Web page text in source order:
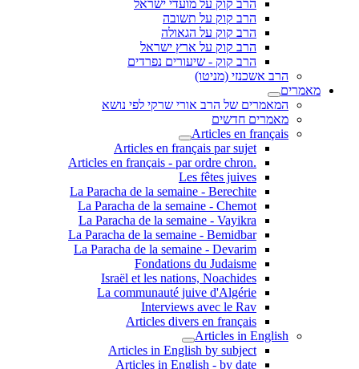
הרב קוק על מועדי ישראל
הרב קוק על תשובה
הרב קוק על הגאולה
הרב קוק על ארץ ישראל
הרב קוק - שיעורים נפרדים
הרב אשכנזי (מניטו)
מאמרים
המאמרים של הרב אורי שרקי לפי נושא
מאמרים חדשים
Articles en français
Articles en français par sujet
.Articles en français - par ordre chron
Les fêtes juives
La Paracha de la semaine - Berechite
La Paracha de la semaine - Chemot
La Paracha de la semaine - Vayikra
La Paracha de la semaine - Bemidbar
La Paracha de la semaine - Devarim
Fondations du Judaisme
Israël et les nations, Noachides
La communauté juive d'Algérie
Interviews avec le Rav
Articles divers en français
Articles in English
Articles in English by subject
Articles in English - by date